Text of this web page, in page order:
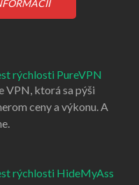
rýchlosti PureVPN
VPN, ktorá sa pýši
ceny a výkonu. A
rýchlosti HideMyAss